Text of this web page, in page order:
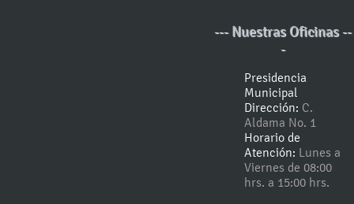
--- Nuestras Oficinas --
-
Presidencia
Municipal
Dirección: C.
Aldama No. 1
Horario de
Atención: Lunes a
Viernes de 08:00
hrs. a 15:00 hrs.